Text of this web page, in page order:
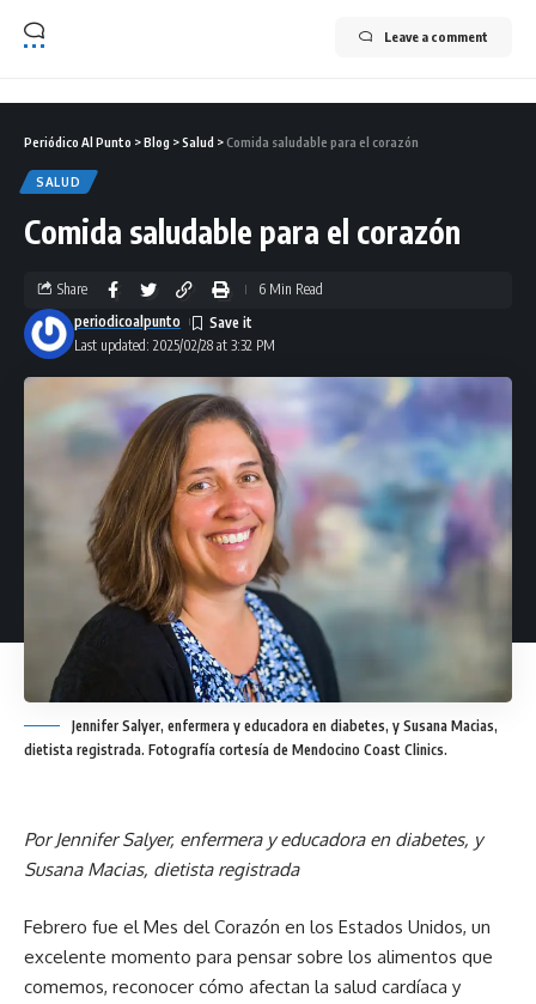
Leave a comment
Periódico Al Punto >Blog >Salud >Comida saludable para el corazón
SALUD
Comida saludable para el corazón
Last updated: 2025/02/28 at 3:32 PM
periodicoalpunto
Share 6 Min Read
Jennifer Salyer, enfermera y educadora en diabetes, y Susana Macias,
dietista registrada. Fotografía cortesía de Mendocino Coast Clinics.
Por Jennifer Salyer, enfermera y educadora en diabetes, y
Susana Macias, dietista registrada
Febrero fue el Mes del Corazón en los Estados Unidos, un
excelente momento para pensar sobre los alimentos que
comemos, reconocer cómo afectan la salud cardíaca y